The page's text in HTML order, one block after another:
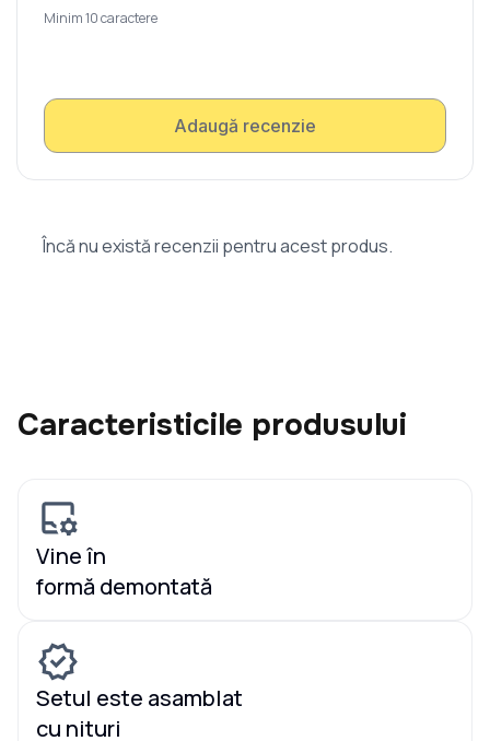
Minim 10 caractere
Adaugă recenzie
Încă nu există recenzii pentru acest produs.
Caracteristicile produsului
Vine în
formă demontată
Setul este asamblat
cu nituri